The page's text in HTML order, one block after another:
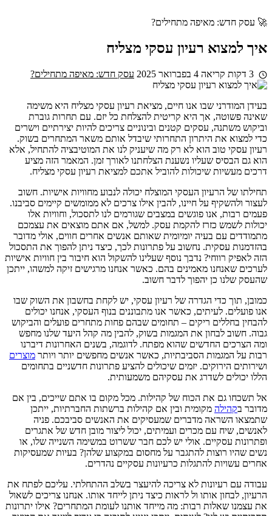
🚀 עסק חדש: מאיפה מתחילים?
איך למצוא רעיון עסקי מצליח
4 בפברואר 2025 עסק חדש: מאיפה מתחילים?
בעידן המודרני שבו אנו חיים, מציאת רעיון עסקי מצליח היא משימה
שאינה פשוטה, אך היא קריטית להצלחת כל יזם. עם תחרות גוברת
וביקוש משתנה, עסקים קטנים ובינוניים צריכים להיות יצירתיים וישרים
כדי למצוא את היתרון התחרותי שיבדל אותם משאר המתחרים בשוק.
רעיון עסקי טוב הוא לא רק מה שיעניק לנו את המוטיבציה להתחיל, אלא
הוא גם הבסיס שעליו נשענת הצלחתנו לאורך זמן. המאמר הזה מציע
דרכים מעשיות שיכולות להוביל אתכם למציאת רעיון עסקי מצליח.
תחילתו של הרעיון העסקי המוצלח יכולה לנבוע מחוויות אישיות. חשוב
לעצור ולהשקיף על חיינו, להבין אילו צרכים לא ממומשים קיימים סביבנו.
פעמים רבות, אנו פוגשים במצבים שגורמים לנו לתסכול, וחוויות אלו
יכולות לשמש כזרז להקמת עסק. למשל, אם אתם מוצאים את עצמכם
מתמודדים עם בעיה יומיומית שאותם אנשים אחרים חווים, אולי מדובר
בהזדמנות עסקית. נחשוב על פתרונות לכך, כיצד ניתן להפוך את התסכול
הזה לאפיק רווחי? נדבך נוסף שעלינו להשקול הוא חיבור בין חוויות אישיות
לערכים שאנחנו מאמינים בהם. כאשר אנחנו מרגישים זיקה למשהו, ייתכן
שהעסק שלנו כן יהפוך לדבר חשוב.
כמובן, תוך כדי הגדרה של רעיון עסקי, יש לקחת בחשבון את השוק שבו
אנו פועלים. לעיתים, כאשר אנו מתבוננים בנוף העסקי, אנחנו יכולים
להבחין בחללים ריקים – תחומים שבהם פחות מתחרים פועלים והביקוש
גבוה. חשוב לבחון את המגמות בשוק, להבין מה קהל היעד שלנו מחפש
ומה הצרכים החדשים שהוא מפתח. לדוגמה, בשנים האחרונות דיברנו
רבות על המגמות הסביבתיות, כאשר אנשים מחפשים יותר ויותר מוצרים
ושירותים הירוקים. יזמים שיכולים להציע פתרונות חדשניים בתחומים
הללו יכולים לשדרג את עסקיהם משמעותית.
אל תשכחו גם את הכוח של קהילות. מכל מקום בו אתם שייכים, בין אם
מדובר בקהילה מקומית ובין אם קהילות ברשתות החברתיות, ייתכן
שתמצאו השראה מדברים שמעסיקים את האנשים סביבכם. פניה
לאנשים, שיח עם מכרים ועמיתים, יכול ליצור מובן חדש של אתגרים
ופתרונות עסקיים. אולי יש לכם חבר ששרוט במשימה השנייה שלו, או
נשים שהיו רוצות להתגבר על מחסום במקצוע שלהן? בעיות שמעסיקות
אחרים עשויות להתגלות כרעיונות עסקיים נהדרים.
עבודה עם רעיונות לא צריכה להיעצר בשלב ההתחלתי. עליכם לפתח את
הרעיון, לבחון אותו ול לראות כיצד ניתן לייחד אותו. אנחנו צריכים לשאול
את עצמנו שאלות רבות: מה מייחד אותנו לעומת המתחרים? אילו יתרונות